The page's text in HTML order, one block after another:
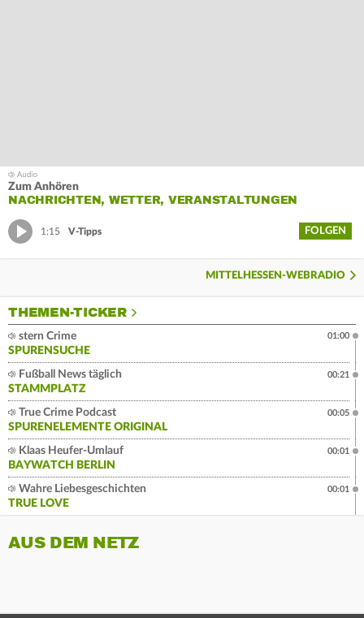
Zum Anhören
NACHRICHTEN, WETTER, VERANSTALTUNGEN
1:15 V-Tipps FOLGEN
MITTELHESSEN-WEBRADIO
THEMEN-TICKER
stern Crime
SPURENSUCHE
01:00
Fußball News täglich
STAMMPLATZ
00:21
True Crime Podcast
SPURENELEMENTE ORIGINAL
00:05
Klaas Heufer-Umlauf
BAYWATCH BERLIN
00:01
Wahre Liebesgeschichten
TRUE LOVE
00:01
AUS DEM NETZ